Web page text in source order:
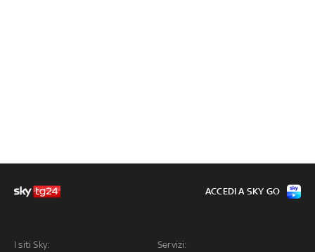
I siti Sky: Servizi:
ACCEDI A SKY GO